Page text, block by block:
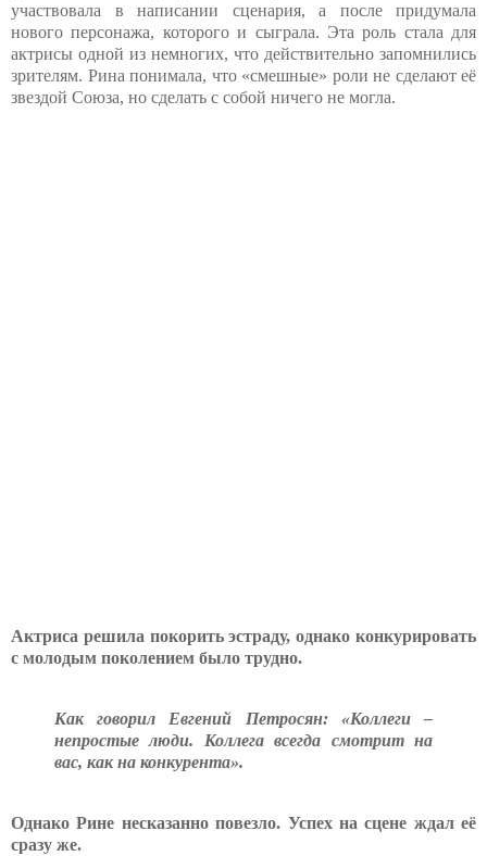
участвовала в написании сценария, а после придумала
нового персонажа, которого и сыграла. Эта роль стала для
актрисы одной из немногих, что действительно запомнились
зрителям. Рина понимала, что «смешные» роли не сделают её
звездой Союза, но сделать с собой ничего не могла.
Актриса решила покорить эстраду, однако конкурировать
с молодым поколением было трудно.
Как говорил Евгений Петросян: «Коллеги –
непростые люди. Коллега всегда смотрит на
вас, как на конкурента».
Однако Рине несказанно повезло. Успех на сцене ждал её
сразу же.